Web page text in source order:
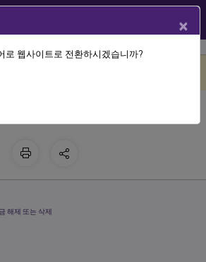
릴리스 XenMobile Server
할 및 등록
해제 또는 삭제
×
로 웹사이트로 전환하시겠습니까?